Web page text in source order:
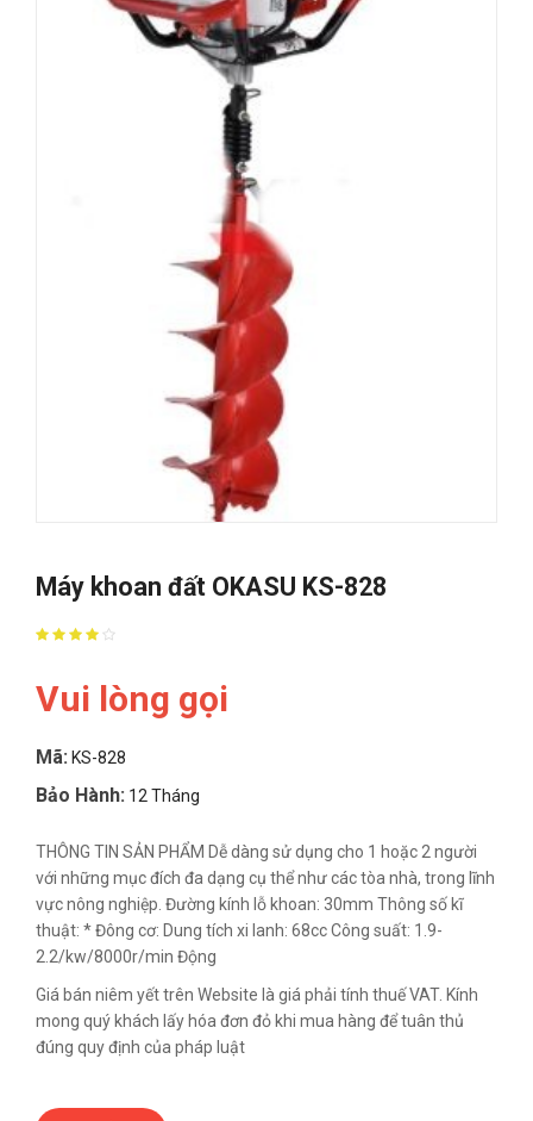
Máy khoan đất OKASU KS-828
Vui lòng gọi
Mã: KS-828
Bảo Hành: 12 Tháng
THÔNG TIN SẢN PHẨM Dễ dàng sử dụng cho 1 hoặc 2 người
với những mục đích đa dạng cụ thể như các tòa nhà, trong lĩnh
vực nông nghiệp. Đường kính lỗ khoan: 30mm Thông số kĩ
thuật: * Đông cơ: Dung tích xi lanh: 68cc Công suất: 1.9-
2.2/kw/8000r/min Động
Giá bán niêm yết trên Website là giá phải tính thuế VAT. Kính
mong quý khách lấy hóa đơn đỏ khi mua hàng để tuân thủ
đúng quy định của pháp luật